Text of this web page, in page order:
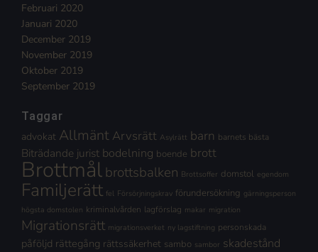
Februari 2020
Januari 2020
December 2019
November 2019
Oktober 2019
September 2019
Taggar
advokat Allmänt Arvsrätt Asylrätt barn barnets bästa
Biträdande jurist bodelning boende brott
Brottmålbrottsbalken Brottsoffer domstol egendom
Familjerätt fel Försörjningskrav förundersökning gärningsperson
högsta domstolen kriminalvården lagförslag makar migration
Migrationsrätt migrationsverket ny lagstiftning personskada
påföljd rättegång rättssäkerhet sambo sambor skadestånd